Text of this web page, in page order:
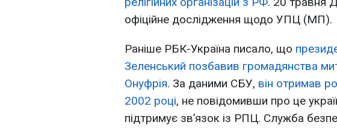
офіційне дослідження щодо УПЦ (МП).
Раніше РБК-Україна писало, що
Зеленський позбавив громадянства
Онуфрія. За даними СБУ, він отримав
2002 році, не повідомивши про це
підтримує зв’язок із РПЦ. Служба